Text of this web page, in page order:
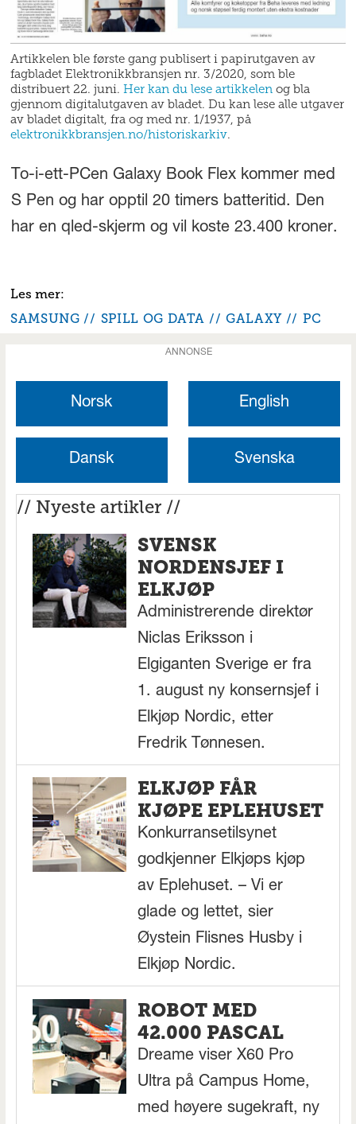
Artikkelen ble første gang publisert i papirutgaven av
fagbladet Elektronikkbransjen nr. 3/2020, som ble
distribuert 22. juni.Her kan du lese artikkelen og bla
gjennom digitalutgaven av bladet. Du kan lese alle utgaver
av bladet digitalt, fra og med nr. 1/1937, på
elektronikkbransjen.no/historiskarkiv.
To-i-ett-PCen Galaxy Book Flex kommer med
S Pen og har opptil 20 timers batteritid. Den
har en qled-skjerm og vil koste 23.400 kroner.
SAMSUNG SPILL OG DATA GALAXY PC
ANNONSE
Norsk English
Dansk Svenska
// Nyeste artikler //
SVENSK
NORDENSJEF I
ELKJØP
Administrerende direktør
Niclas Eriksson i
Elgiganten Sverige er fra
1. august ny konsernsjef i
Elkjøp Nordic, etter
Fredrik Tønnesen.
ELKJØP FÅR
KJØPE EPLEHUSET
Konkurransetilsynet
godkjenner Elkjøps kjøp
av Eplehuset. – Vi er
glade og lettet, sier
Øystein Flisnes Husby i
Elkjøp Nordic.
ROBOT MED
42.000 PASCAL
Dreame viser X60 Pro
Ultra på Campus Home,
med høyere sugekraft, ny